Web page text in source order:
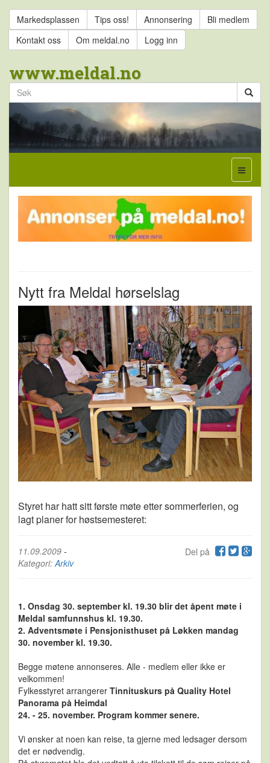
Markedsplassen Tips oss! Annonsering
Bli medlem
Kontakt oss
Om meldal.no Logg inn
www.meldal.no
Nytt fra Meldal hørselslag
Styret har hatt sitt første møte etter sommerferien, og
lagt planer for høstsemesteret:
Del på
11.09.2009 -
Kategori: Arkiv
1. Onsdag 30. september kl. 19.30 blir det åpent møte i
Meldal samfunnshus kl. 19.30.
2. Adventsmøte i Pensjonisthuset på Løkken mandag
30. november kl. 19.30.
Begge møtene annonseres. Alle - medlem eller ikke er
velkommen!
Fylkesstyret arrangerer Tinnituskurs på Quality Hotel
Panorama på Heimdal
24. - 25. november. Program kommer senere.
Vi ønsker at noen kan reise, ta gjerne med ledsager dersom
det er nødvendig.